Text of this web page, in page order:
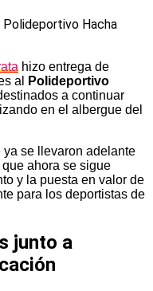
hizo entrega de
al
Polideportivo
a continuar
en el albergue del
se llevaron adelante
ahora se sigue
y la puesta en valor de
para los deportistas de
junto a